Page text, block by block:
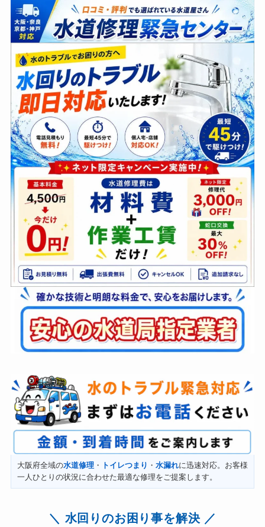
大阪府全域の水道修理・ トイレつまり ・ 水漏れに迅速対応。お客様
一人ひとりの状況に合わせた最適な修理をご提案します。
水回りのお困り事を解決